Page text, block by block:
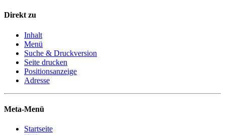
Direkt zu
Inhalt
Menü
Suche & Druckversion
Seite drucken
Positionsanzeige
Adresse
Meta-Menü
Startseite